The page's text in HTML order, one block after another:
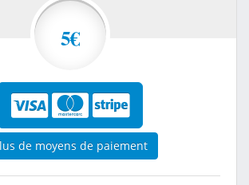
5€
de moyens de paiement